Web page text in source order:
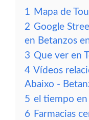
1 Mapa de
2 Google
en Betanzos
3 Que ver en
4 Vídeos
Abaixo -
5 el tiempo en
6 Farmacias